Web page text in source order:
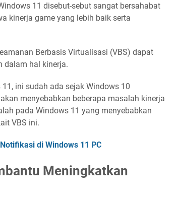
11 disebut-sebut sangat bersahabat
kinerja game yang lebih baik serta
Berbasis Virtualisasi (VBS) dapat
dalam hal kinerja.
ini sudah ada sejak Windows 10
menyebabkan beberapa masalah kinerja
pada Windows 11 yang menyebabkan
VBS ini.
di Windows 11 PC
Meningkatkan